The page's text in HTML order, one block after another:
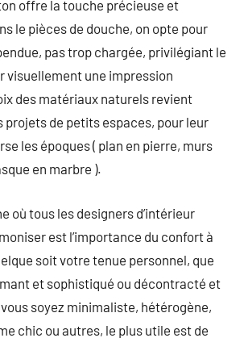
offre la touche précieuse et
le pièces de douche, on opte pour
pas trop chargée, privilégiant le
visuellement une impression
des matériaux naturels revient
projets de petits espaces, pour leur
les époques ( plan en pierre, murs
en marbre ).
où tous les designers d’intérieur
est l’importance du confort à
soit votre tenue personnel, que
et sophistiqué ou décontracté et
soyez minimaliste, hétérogène,
chic ou autres, le plus utile est de